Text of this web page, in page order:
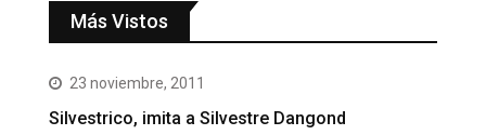
Más Vistos
23 noviembre, 2011
Silvestrico, imita a Silvestre Dangond